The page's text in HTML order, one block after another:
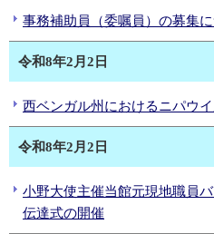
事務補助員（委嘱員）の募集
令和8年2月2日
西ベンガル州におけるニパウ
令和8年2月2日
小野大使主催当館元現地職員
伝達式の開催